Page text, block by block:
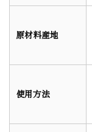
原材料産地
使用方法